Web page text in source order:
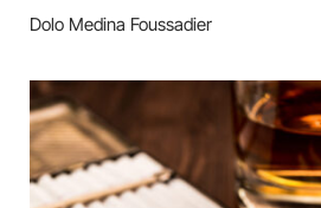
Dolo Medina Foussadier